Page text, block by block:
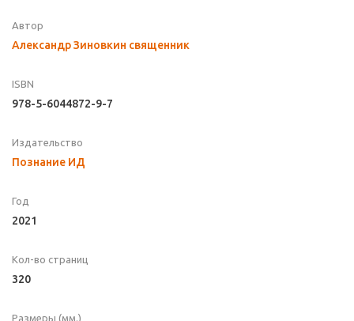
Автор
Александр Зиновкин священник
ISBN
978-5-6044872-9-7
Издательство
Познание ИД
Год
2021
Кол-во страниц
320
Размеры (мм.)